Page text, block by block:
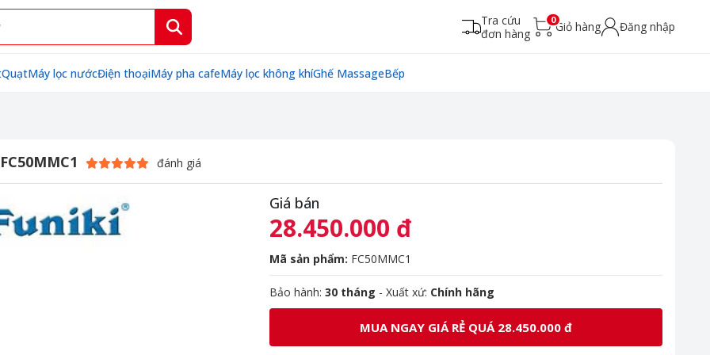
Tra cứu
đơn hàng
0Giỏ hàng Đăng nhập
QuạtMáy lọc nướcĐiện thoạiMáy pha cafeMáy lọc không khíGhế MassageBếp
đánh giá
Giá bán
28.450.000 đ
Mã sản phẩm: FC50MMC1
Bảo hành: 30 tháng - Xuất xứ: Chính hãng
MUA NGAY GIÁ RẺ QUÁ 28.450.000 đ